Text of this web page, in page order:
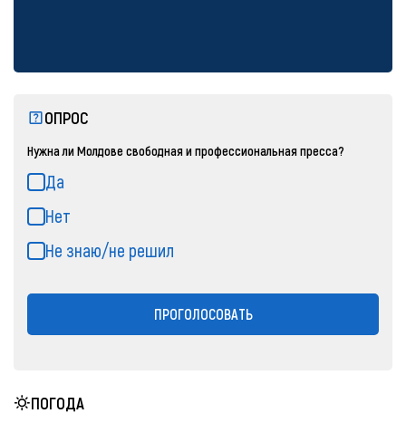
ОПРОС
Нужна ли Молдове свободная и профессиональная пресса?
Да
Нет
Не знаю/не решил
ПРОГОЛОСОВАТЬ
ПОГОДА